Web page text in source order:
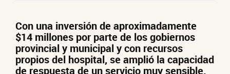
Con una inversión de aproximadamente
$14 millones por parte de los gobiernos
provincial y municipal y con recursos
propios del hospital, se amplió la capacidad
de respuesta de un servicio muy sensible.